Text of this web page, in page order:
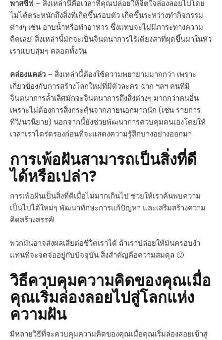
พาสซีฟ – สิ่งเหล่านี้คือเวลาที่คุณปล่อยให้จิตใจล่องลอยไปโดย
ไม่ได้ตระหนักถึงสิ่งที่เกิดขึ้นรอบตัว เกิดขึ้นระหว่างทำกิจกรรม
ต่างๆ เช่น อาบน้ำหรือทำอาหาร ซึ่งแทบจะไม่มีภาระทางความ
คิดเลย! สิ่งเหล่านี้มักจะเป็นจินตนาการไร้เดียงสาที่ผุดขึ้นมาในหัว
เราแบบสุ่มๆ ตลอดทั้งวัน
คล่องแคล่ว – สิ่งเหล่านี้ต้องใช้ความพยายามมากกว่า เพราะ
เกี่ยวข้องกับการสร้างโลกใหม่ที่มีตัวละคร ฉาก ฯลฯ คนที่มี
จินตนาการล้ำเลิศมักจะจินตนาการถึงสิ่งต่างๆ มากกว่าคนอื่น
เพราะไม่ต้องการสิ่งกระตุ้นจากภายนอกมากนัก (เช่น รายการ
ทีวี/นวนิยาย) นอกจากนี้ยังช่วยพัฒนาการควบคุมตนเองโดยให้
เวลาเราไตร่ตรองก่อนที่จะแสดงความรู้สึกบางอย่างออกมา
การเพ้อฝันสามารถเป็นสิ่งที่ดี
ได้หรือเปล่า?
การเพ้อฝันเป็นสิ่งที่ดีเมื่อไม่มากเกินไป ช่วยให้เราค้นพบความ
เป็นไปได้ใหม่ๆ พัฒนาทักษะการแก้ปัญหา และเสริมสร้างความ
คิดสร้างสรรค์!
พวกมันอาจส่งผลเสียต่อชีวิตเราได้ ถ้าเราปล่อยให้มันครอบงำ
แทนที่จะจดจ่ออยู่กับปัจจุบัน สิ่งสำคัญคือความสมดุล 🙂
วิธีควบคุมความคิดของคุณเมื่อ
คุณเริ่มล่องลอยไปสู่โลกแห่ง
ความฝัน
มีหลายวิธีที่จะควบคุมความคิดของคุณเมื่อคุณเริ่มล่องลอยเข้าสู่